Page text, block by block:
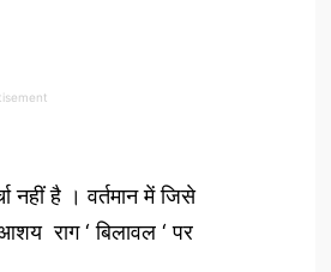
नहीं है । वर्तमान में जिसे
राग ‘ बिलावल ‘ पर